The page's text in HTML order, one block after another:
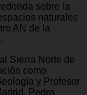
sobre la
naturales
AN de la
Sierra Norte de
como
y Profesor
Pedro